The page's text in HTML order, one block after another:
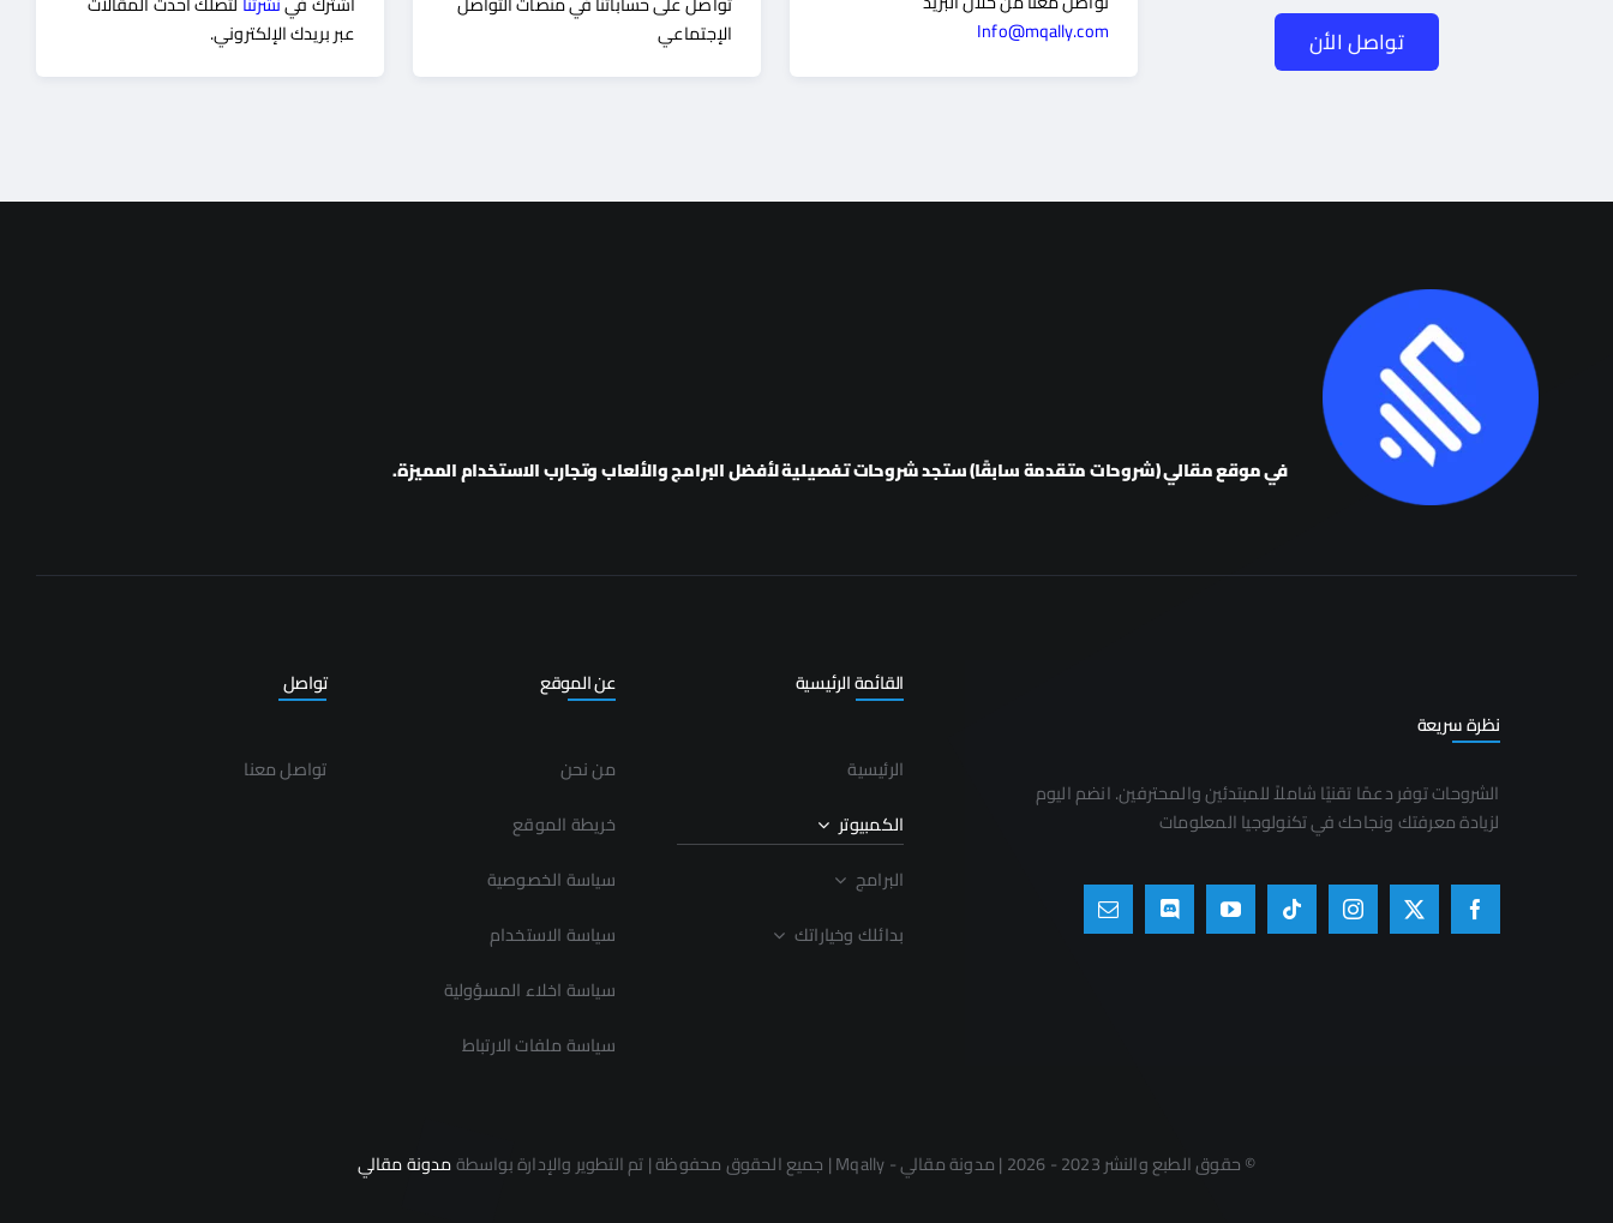
تواصل الأن
Info@mqally.com
الإجتماعي
عبر بريدك الإلكتروني.
في موقع مقالي (شروحات متقدمة سابقًا) ستجد شروحات تفصيلية لأفضل البرامج والألعاب وتجارب الاستخدام المميزة.
نظرة سريعة
الشروحات توفر دعمًا تقنيًا شاملاً للمبتدئين والمحترفين. انضم اليوم
لزيادة معرفتك ونجاحك في تكنولوجيا المعلومات
القائمة الرئيسية
الرئيسية
الكمبيوتر
البرامج
بدائلك وخياراتك
عن الموقع
من نحن
خريطة الموقع
سياسة الخصوصية
سياسة الاستخدام
سياسة اخلاء المسؤولية
سياسة ملفات الارتباط
تواصل
تواصل معنا
© حقوق الطبع والنشر 2023 - 2026 | مدونة مقالي - Mqally | جميع الحقوق محفوظة | تم التطوير والإدارة بواسطة مدونة مقالي